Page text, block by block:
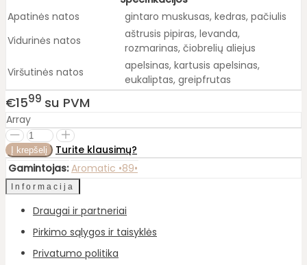
Apatinės natos
gintaro muskusas, kedras, pačiulis
Vidurinės natos
aštrusis pipiras, levanda,
rozmarinas, čiobrelių aliejus
Viršutinės natos
apelsinas, kartusis apelsinas,
eukaliptas, greipfrutas
€1599 su PVM
Array
Turite klausimų?
Gamintojas: Aromatic •89•
Informacija
Draugai ir partneriai
Pirkimo sąlygos ir taisyklės
Privatumo politika